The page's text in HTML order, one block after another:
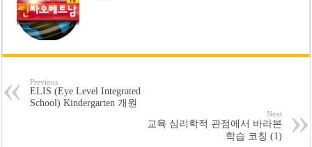
Previous
ELIS (Eye Level Integrated
School) Kindergarten 개원
Next
교육 심리학적 관점에서 바라본
학습 코칭 (1)